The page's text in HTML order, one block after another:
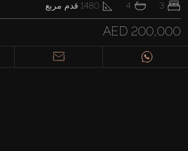
3
4
1480 قدم مربع
AED 200,000